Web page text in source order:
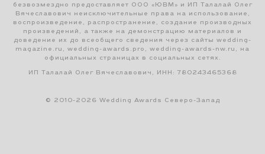
безвозмездно предоставляет ООО «ЮВМ» и ИП Талалай Олег
Вячеславович неисключительные права на использование,
воспроизведение, распространение, создание производных
произведений, а также на демонстрацию материалов и
доведение их до всеобщего сведения через сайты wedding-
magazine.ru, wedding-awards.pro, wedding-awards-nw.ru, на
официальных страницах в социальных сетях.
ИП Талалай Олег Вячеславович, ИНН: 780243465368
© 2010-2026 Wedding Awards Северо-Запад